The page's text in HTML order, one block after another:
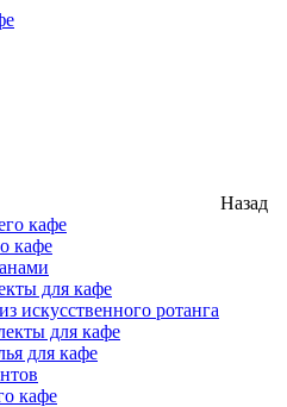
Назад
кафе
кафе
для кафе
искусственного ротанга
для кафе
для кафе
кафе